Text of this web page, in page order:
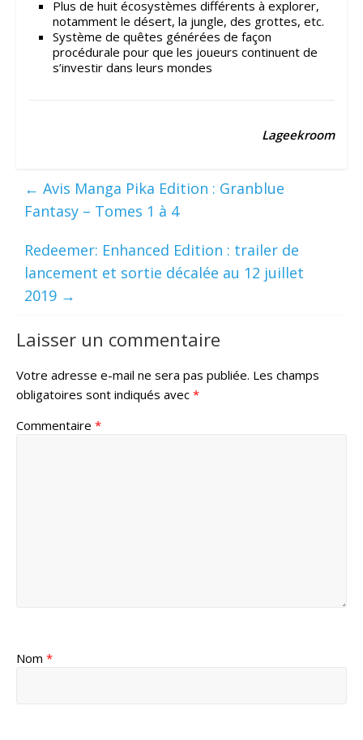
Plus de huit écosystèmes différents à explorer,
notamment le désert, la jungle, des grottes, etc.
Système de quêtes générées de façon
procédurale pour que les joueurs continuent de
s’investir dans leurs mondes
Lageekroom
← Avis Manga Pika Edition : Granblue
Fantasy – Tomes 1 à 4
Redeemer: Enhanced Edition : trailer de
lancement et sortie décalée au 12 juillet
2019 →
Laisser un commentaire
Votre adresse e-mail ne sera pas publiée. Les champs
obligatoires sont indiqués avec *
Commentaire *
Nom *